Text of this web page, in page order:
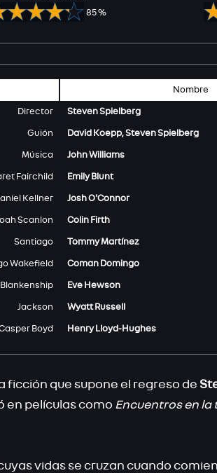
85 %
Nombre
Director Steven Spielberg
Guión David Koepp, Steven Spielberg
Música John Williams
Fairchild Emily Blunt
Kellner Josh O'Connor
Scanlon Colin Firth
Santiago Tommy Martínez
Wakefield Coman Domingo
Eve Hewson
Jackson Wyatt Russell
Boyd Henry Lloyd-Hughes
ficción que supone el regreso de
en películas como Encuentros en la
vidas se cruzan cuando